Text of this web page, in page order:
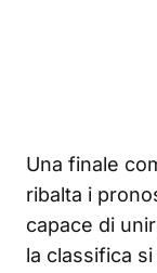
Una finale
ribalta i
capace di
la classifica